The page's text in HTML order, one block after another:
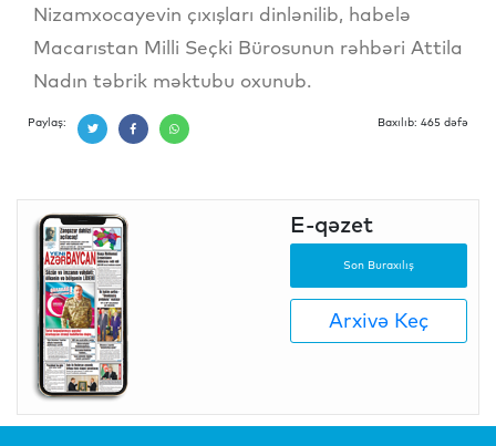
Nizamxocayevin çıxışları dinlənilib, habelə
Macarıstan Milli Seçki Bürosunun rəhbəri Attila
Nadın təbrik məktubu oxunub.
Paylaş: Baxılıb: 465 dəfə
E-qəzet
Son Buraxılış
Arxivə Keç